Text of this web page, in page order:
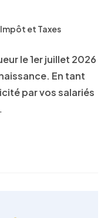
Impôt et Taxes
le 1er juillet 2026
En tant
par vos salariés